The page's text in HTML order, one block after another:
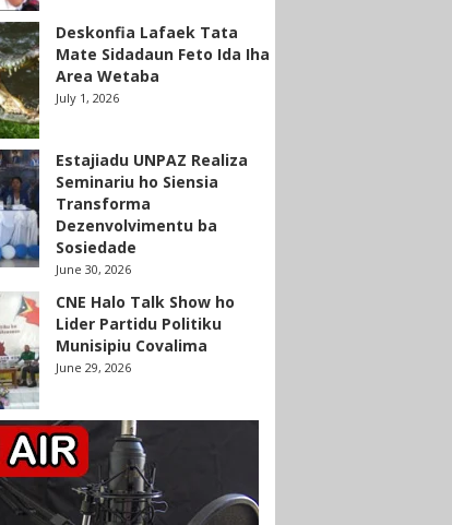
Deskonfia Lafaek Tata
Mate Sidadaun Feto Ida Iha
Area Wetaba
July 1, 2026
Estajiadu UNPAZ Realiza
Seminariu ho Siensia
Transforma
Dezenvolvimentu ba
Sosiedade
June 30, 2026
CNE Halo Talk Show ho
Lider Partidu Politiku
Munisipiu Covalima
June 29, 2026